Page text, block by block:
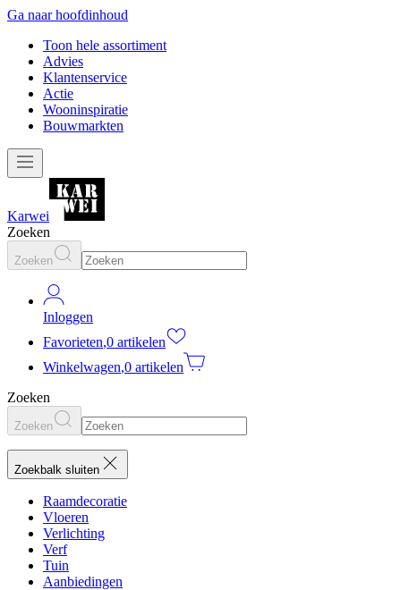
Ga naar hoofdinhoud
Toon hele assortiment
Advies
Klantenservice
Actie
Wooninspiratie
Bouwmarkten
Karwei
Zoeken
Zoeken
Inloggen
Favorieten,0 artikelen
Winkelwagen,0 artikelen
Zoeken
Zoeken
Zoekbalk sluiten
Raamdecoratie
Vloeren
Verlichting
Verf
Tuin
Aanbiedingen